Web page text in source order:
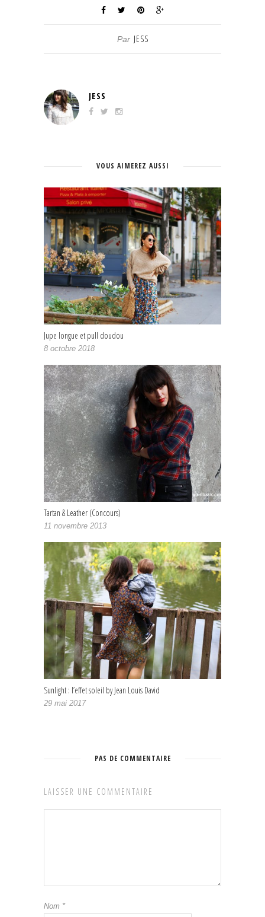
Par JESS
JESS
VOUS AIMEREZ AUSSI
Jupe longue et pull doudou
8 octobre 2018
Tartan & Leather (Concours)
11 novembre 2013
Sunlight : l’effet soleil by Jean Louis David
29 mai 2017
PAS DE COMMENTAIRE
LAISSER UNE COMMENTAIRE
Nom *